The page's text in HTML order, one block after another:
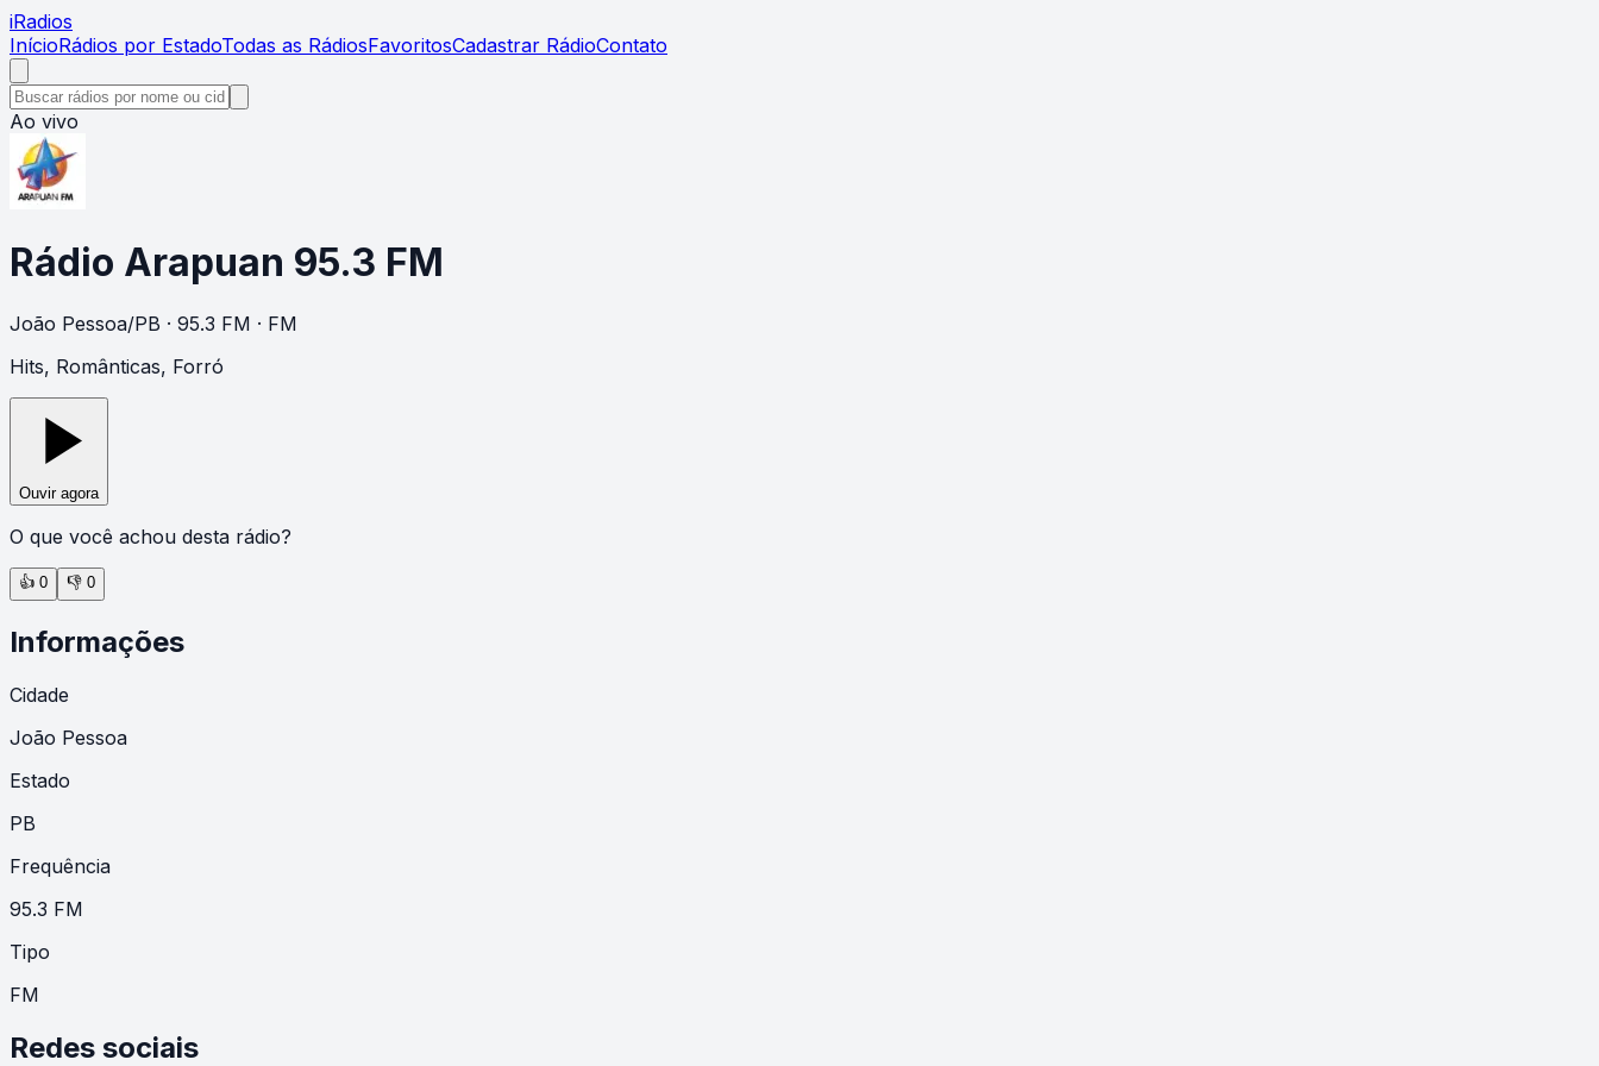
iRadios
InícioRádios por EstadoTodas as RádiosFavoritosCadastrar RádioContato
Ao vivo
Rádio Arapuan 95.3 FM
João Pessoa/PB · 95.3 FM · FM
Hits, Românticas, Forró
Ouvir agora
O que você achou desta rádio?
👍 0 👎 0
Informações
Cidade
João Pessoa
Estado
PB
Frequência
95.3 FM
Tipo
FM
Redes sociais